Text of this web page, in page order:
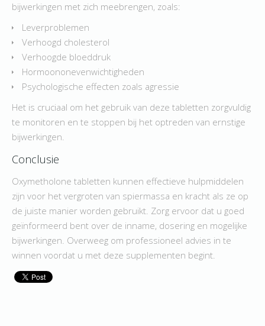
bijwerkingen met zich meebrengen, zoals:
Leverproblemen
Verhoogd cholesterol
Verhoogde bloeddruk
Hormoononevenwichtigheden
Psychologische effecten zoals agressie
Het is cruciaal om het gebruik van deze tabletten zorgvuldig
te monitoren en te stoppen bij het optreden van ernstige
bijwerkingen.
Conclusie
Oxymetholone tabletten kunnen effectieve hulpmiddelen
zijn voor het vergroten van spiermassa en kracht als ze op
de juiste manier worden gebruikt. Zorg ervoor dat u goed
geïnformeerd bent over de inname, dosering en mogelijke
bijwerkingen. Overweeg om professioneel advies in te
winnen voordat u met deze supplementen begint.